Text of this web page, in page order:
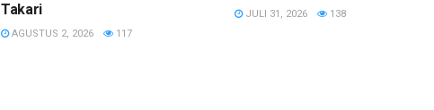
Takari
AGUSTUS 2, 2026 117
JULI 31, 2026 138